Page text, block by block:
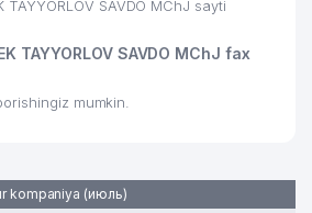
TAYYORLOV SAVDO MChJ sayti
TAYYORLOV SAVDO MChJ fax
mumkin.
kompaniya (июль)